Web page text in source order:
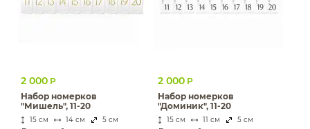
2 000 Р
Набор номерков
"Мишель", 11-20
15 см 14 см 5 см
2 000 Р
Набор номерков
"Доминик", 11-20
15 см 11 см 5 см